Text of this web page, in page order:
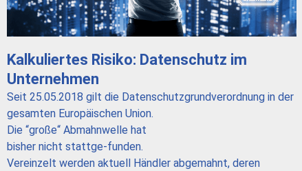
Kalkuliertes Risiko: Datenschutz im
Unternehmen
Seit 25.05.2018 gilt die Datenschutzgrundverordnung in der
gesamten Europäischen Union.
Die “große“ Abmahnwelle hat
bisher nicht stattge-funden.
Vereinzelt werden aktuell Händler abgemahnt, deren